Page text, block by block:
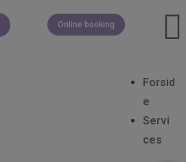
Online booking
Forsid
e
Servi
ces